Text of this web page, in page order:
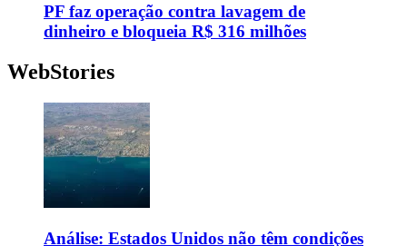
PF faz operação contra lavagem de
dinheiro e bloqueia R$ 316 milhões
WebStories
Análise: Estados Unidos não têm condições